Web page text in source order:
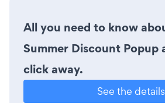
All you need to know
Summer Discount Popup
click away.
See the details